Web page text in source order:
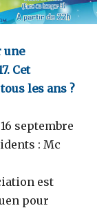
une
Cet
les ans ?
septembre
: Mc
est
pour